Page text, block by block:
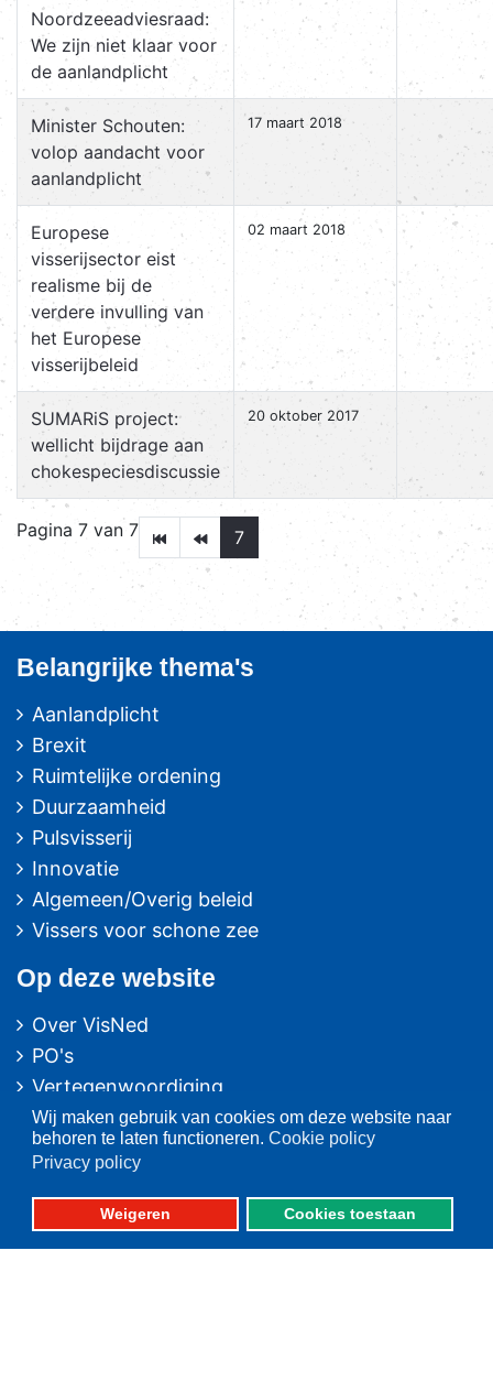
Wij maken gebruik van cookies om deze website naar
behoren te laten functioneren. Cookie policy
Privacy policy
Weigeren Cookies toestaan
Noordzeeadviesraad:
We zijn niet klaar voor
de aanlandplicht
Minister Schouten:
volop aandacht voor
aanlandplicht
17 maart 2018
Europese
visserijsector eist
realisme bij de
verdere invulling van
het Europese
visserijbeleid
02 maart 2018
SUMARiS project:
wellicht bijdrage aan
chokespeciesdiscussie
20 oktober 2017
Pagina 7 van 7 7
Belangrijke thema's
Aanlandplicht
Brexit
Ruimtelijke ordening
Duurzaamheid
Pulsvisserij
Innovatie
Algemeen/Overig beleid
Vissers voor schone zee
Op deze website
Over VisNed
PO's
Vertegenwoordiging
Contact
Nieuwsarchief
Contactinformatie